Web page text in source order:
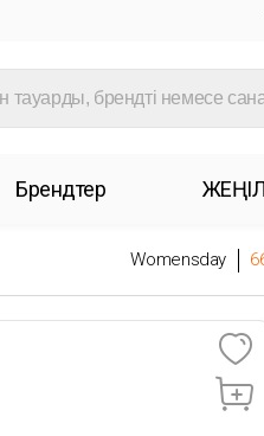
Брендтер
Womensday